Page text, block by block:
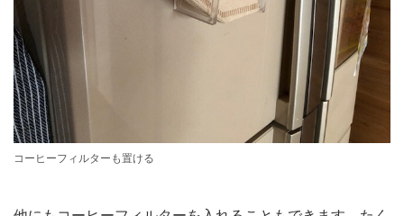
コーヒーフィルターも置ける